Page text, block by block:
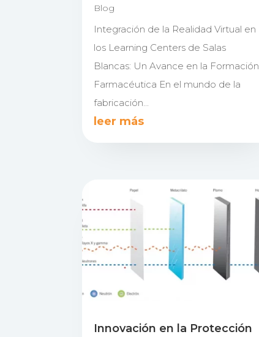
Blog
Integración de la Realidad Virtual en
los Learning Centers de Salas
Blancas: Un Avance en la Formación
Farmacéutica En el mundo de la
fabricación...
leer más
Innovación en la Protección